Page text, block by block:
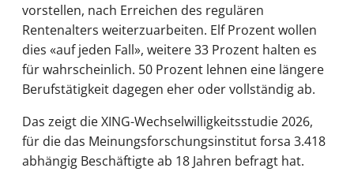
vorstellen, nach Erreichen des regulären
Rentenalters weiterzuarbeiten. Elf Prozent wollen
dies «auf jeden Fall», weitere 33 Prozent halten es
für wahrscheinlich. 50 Prozent lehnen eine längere
Berufstätigkeit dagegen eher oder vollständig ab.
Das zeigt die XING-Wechselwilligkeitsstudie 2026,
für die das Meinungsforschungsinstitut forsa 3.418
abhängig Beschäftigte ab 18 Jahren befragt hat.